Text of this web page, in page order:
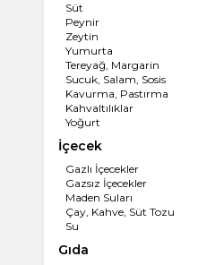
Süt
Peynir
Zeytin
Yumurta
Tereyağ, Margarin
Sucuk, Salam, Sosis
Kavurma, Pastırma
Kahvaltılıklar
Yoğurt
İçecek
Gazlı İçecekler
Gazsız İçecekler
Maden Suları
Çay, Kahve, Süt Tozu
Su
Gıda